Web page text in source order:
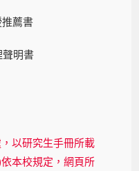
薦書
聲明書
以研究生手冊所載
本校規定，網頁所